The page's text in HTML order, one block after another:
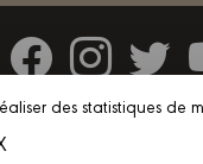
des statistiques de